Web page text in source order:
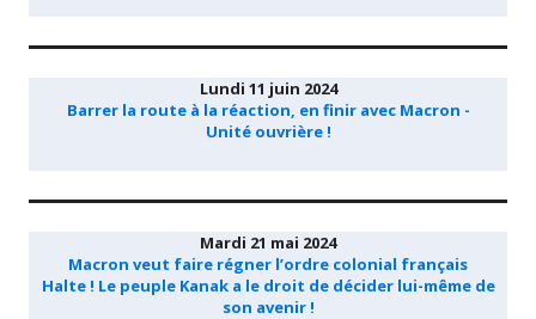
Lundi 11 juin 2024
Barrer la route à la réaction, en finir avec Macron -
Unité ouvrière !
Mardi 21 mai 2024
Macron veut faire régner l’ordre colonial français
Halte ! Le peuple Kanak a le droit de décider lui-même de
son avenir !